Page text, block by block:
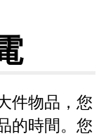
件物品，您
的時間。您